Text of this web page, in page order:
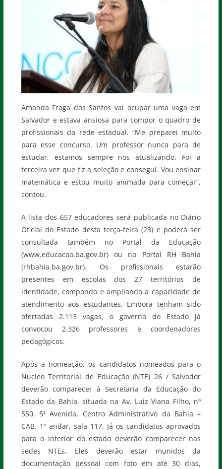
Amanda Fraga dos Santos vai ocupar uma vaga em
Salvador e estava ansiosa para compor o quadro de
profissionais da rede estadual. “Me preparei muito
para esse concurso. Um professor nunca para de
estudar, estamos sempre nos atualizando. Foi a
terceira vez que fiz a seleção e consegui. Vou ensinar
matemática e estou muito animada para começar”,
contou.
A lista dos 657 educadores será publicada no Diário
Oficial do Estado desta terça-feira (23) e poderá ser
consultada também no Portal da Educação
(www.educacao.ba.gov.br) ou no Portal RH Bahia
(rhbahia.ba.gov.br). Os profissionais estarão
presentes em escolas dos 27 territórios de
identidade, compondo e ampliando a capacidade de
atendimento aos estudantes. Embora tenham sido
ofertadas 2.113 vagas, o governo do Estado já
convocou 2.326 professores e coordenadores
pedagógicos.
Após a nomeação, os candidatos nomeados para o
Núcleo Territorial de Educação (NTE) 26 / Salvador
deverão comparecer à Secretaria da Educação do
Estado da Bahia, situada na Av. Luiz Viana Filho, nº
550, 5ª Avenida, Centro Administrativo da Bahia –
CAB, 1º andar, sala 117. Já os candidatos aprovados
para o interior do estado deverão comparecer nas
sedes NTEs. Eles deverão estar munidos da
documentação pessoal com foto em até 30 dias,